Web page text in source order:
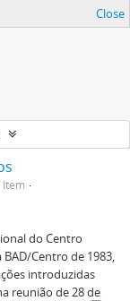
Close
Item
do Centro
Centro de 1983,
introduzidas
reunião de 28 de